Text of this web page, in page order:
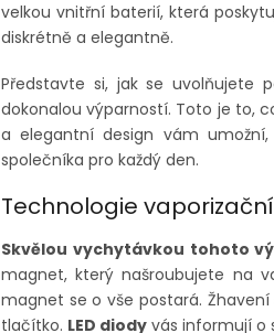
velkou vnitřní baterií, která
diskrétně a elegantně.
Představte si, jak se uvolňujete
dokonalou výparností. Toto je to,
a elegantní design vám
společníka pro každý den.
Technologie
Skvělou vychytávkou tohoto
magnet, který našroubujete na
magnet se o vše postará.
tlačítko. LED diody vás informují o